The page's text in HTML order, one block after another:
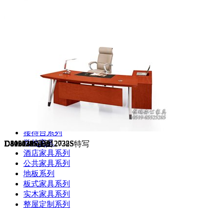
屏风系列
椅子系列
文件柜系列
会议桌系列
接待台系列
学校家具
酒店家具系列
公共家具系列
地板系列
板式家具系列
实木家具系列
整屋定制系列
D812736S-D812732S特写
D802128-1S
D803124S-H
D812832S-H
D803522S
D812736S-D812732S
D809020S-H
D811438S反面
D802030S-H
D812032S-D812028S
D811438S正面
D19024Y-正